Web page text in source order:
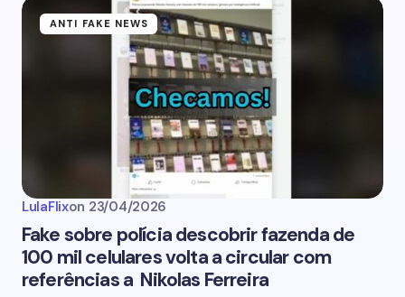
ANTI FAKE NEWS
LulaFlixon 23/04/2026
Fake sobre polícia descobrir fazenda de
100 mil celulares volta a circular com
referências a Nikolas Ferreira